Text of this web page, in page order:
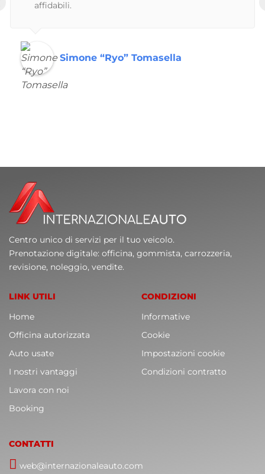
affidabili.
Simone “Ryo” Tomasella
Centro unico di servizi per il tuo veicolo.
Prenotazione digitale: officina, gommista, carrozzeria,
revisione, noleggio, vendite.
LINK UTILI
Home
Officina autorizzata
Auto usate
I nostri vantaggi
Lavora con noi
Booking
CONDIZIONI
Informative
Cookie
Impostazioni cookie
Condizioni contratto
CONTATTI
web@internazionaleauto.com